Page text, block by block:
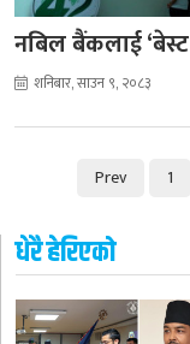
नबिल बैंकलाई
शनिबार, साउन ९, २०८३
Prev 1
धेरै हेरिएको